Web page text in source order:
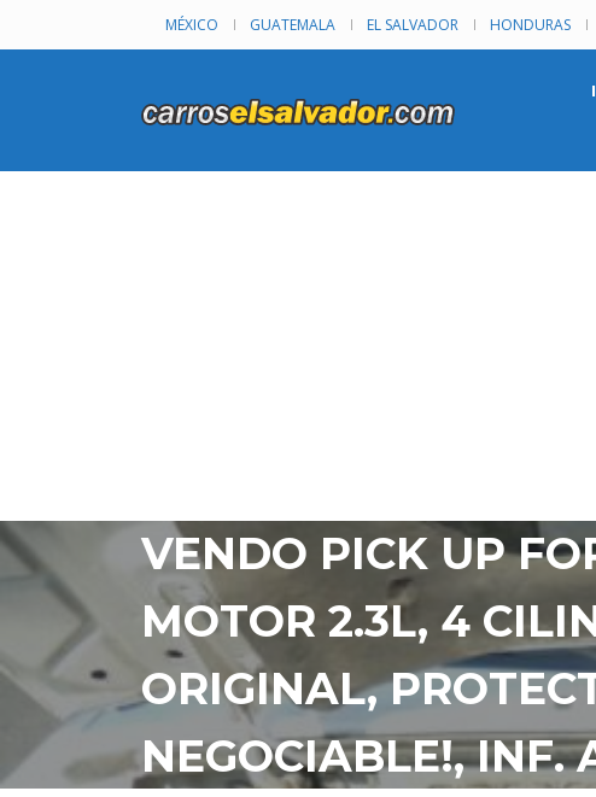
MÉXICO GUATEMALA EL SALVADOR HONDURAS
VENDO PICK UP
MOTOR 2.3L, 4
ORIGINAL,
NEGOCIABLE!, INF.